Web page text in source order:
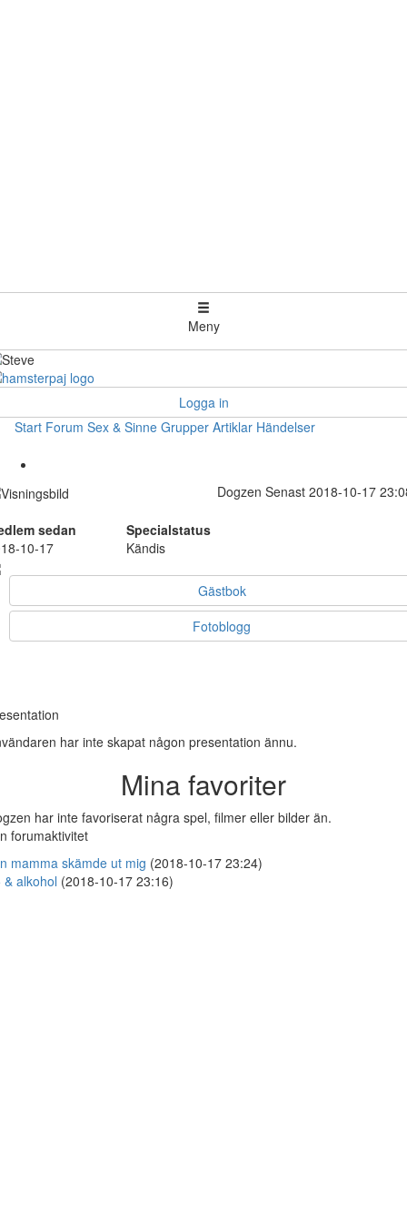
Meny
Logga in
Start Forum Sex & Sinne Grupper Artiklar Händelser
Dogzen Senast 2018-10-17
sedan
Specialstatus
10-17
Kändis
Gästbok
Fotoblogg
har inte skapat någon presentation ännu.
Mina favoriter
har inte favoriserat några spel, filmer eller bilder än.
forumaktivitet
mamma skämde ut mig (2018-10-17 23:24)
& alkohol (2018-10-17 23:16)